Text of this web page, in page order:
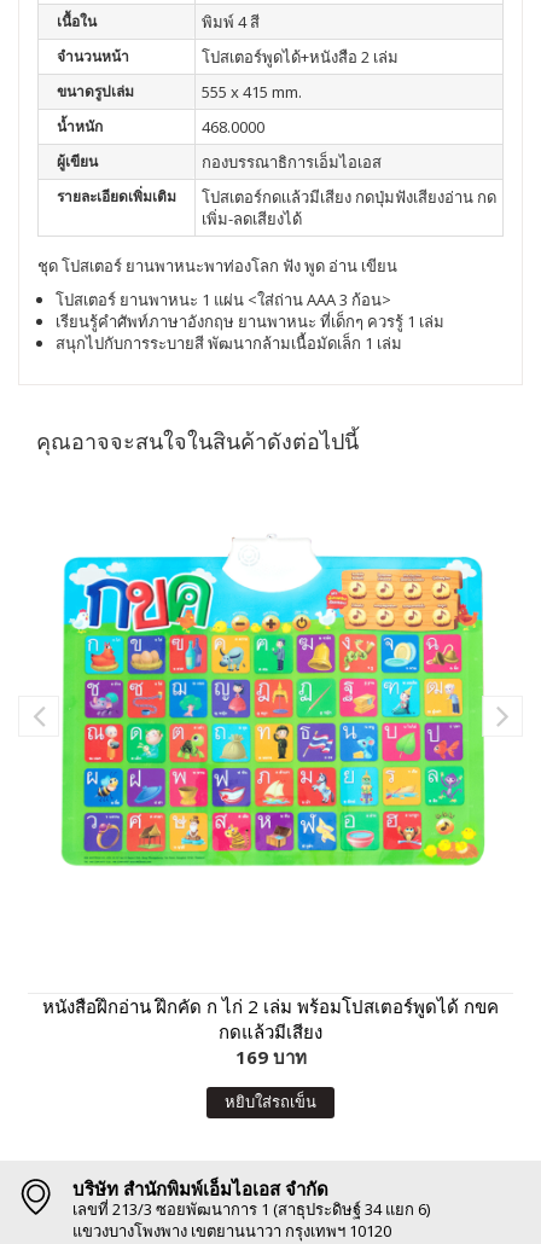
เนื้อใน พิมพ์ 4 สี
จำนวนหน้า โปสเตอร์พูดได้+หนังสือ 2 เล่ม
ขนาดรูปเล่ม 555 x 415 mm.
น้ำหนัก 468.0000
ผู้เขียน กองบรรณาธิการเอ็มไอเอส
รายละเอียดเพิ่มเติม
โปสเตอร์กดเเล้วมีเสียง กดปุ่มฟังเสียงอ่าน กด
เพิ่ม-ลดเสียงได้
ชุด โปสเตอร์ ยานพาหนะพาท่องโลก ฟัง พูด อ่าน เขียน
โปสเตอร์ ยานพาหนะ 1 แผ่น <ใส่ถ่าน AAA 3 ก้อน>
เรียนรู้คำศัพท์ภาษาอังกฤษ ยานพาหนะ ที่เด็กๆ ควรรู้ 1 เล่ม
สนุกไปกับการระบายสี พัฒนากล้ามเนื้อมัดเล็ก 1 เล่ม
คุณอาจจะสนใจในสินค้าดังต่อไปนี้
หนังสือฝึกอ่าน ฝึกคัด ก ไก่ 2 เล่ม พร้อมโปสเตอร์พูดได้ กขค
กดแล้วมีเสียง
169 บาท
หยิบใส่รถเข็น
บริษัท สำนักพิมพ์เอ็มไอเอส จำกัด
เลขที่ 213/3 ซอยพัฒนาการ 1 (สาธุประดิษฐ์ 34 แยก 6)
แขวงบางโพงพาง เขตยานนาวา กรุงเทพฯ 10120